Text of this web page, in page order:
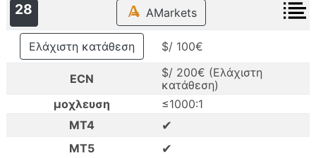
28 AMarkets
Ελάχιστη κατάθεση $/ 100€
ECN
$/ 200€ (Ελάχιστη
κατάθεση)
μοχλευση
≤1000:1
MT4
✔
MT5 ✔